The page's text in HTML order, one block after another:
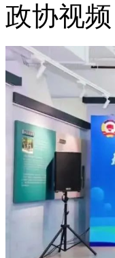
政协视频